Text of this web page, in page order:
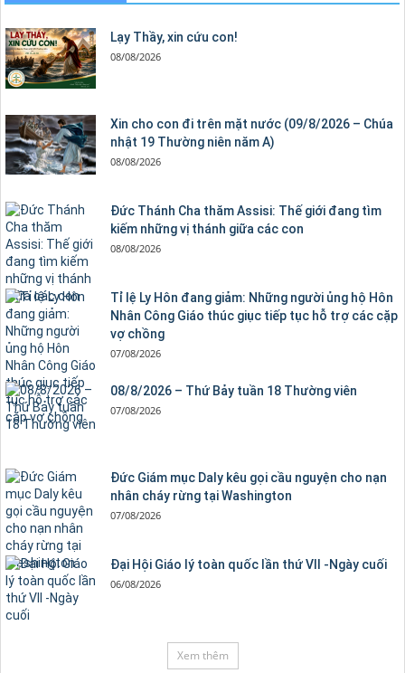
Lạy Thầy, xin cứu con!
08/08/2026
Xin cho con đi trên mặt nước (09/8/2026 – Chúa
nhật 19 Thường niên năm A)
08/08/2026
Đức Thánh Cha thăm Assisi: Thế giới đang tìm
kiếm những vị thánh giữa các con
08/08/2026
Tỉ lệ Ly Hôn đang giảm: Những người ủng hộ Hôn
Nhân Công Giáo thúc giục tiếp tục hỗ trợ các cặp
vợ chồng
07/08/2026
08/8/2026 – Thứ Bảy tuần 18 Thường viên
07/08/2026
Đức Giám mục Daly kêu gọi cầu nguyện cho nạn
nhân cháy rừng tại Washington
07/08/2026
Đại Hội Giáo lý toàn quốc lần thứ VII -Ngày cuối
06/08/2026
Xem thêm